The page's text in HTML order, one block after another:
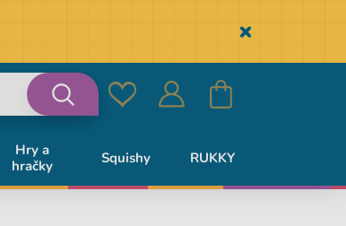
Skryť
OblíbenéPřihlásit Košík
Hry a
hračky
Squishy RUKKY